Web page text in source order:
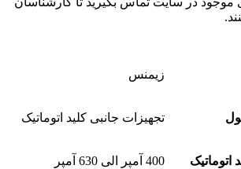
زیمنس
تجهیزات جانبی کلید اتوماتیک
اتوماتیک 400 آمپر الی 630 آمپر